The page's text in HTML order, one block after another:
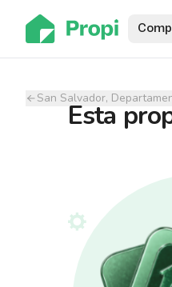
San Salvador,
Esta